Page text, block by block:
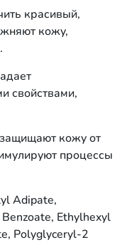
красивый,
кожу,
свойствами,
кожу от
процессы
Adipate,
Ethylhexyl
Polyglyceryl-2